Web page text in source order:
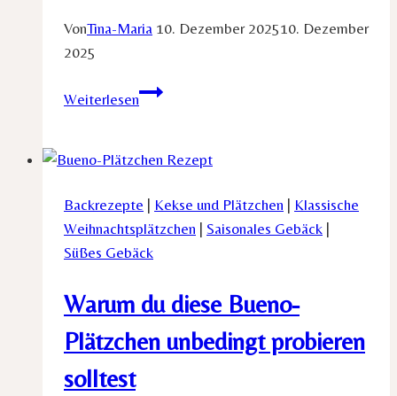
VonTina-Maria 10. Dezember 202510. Dezember
2025
WeiterlesenWarum
Ischler
einfach
backen
musst
Backrezepte | Kekse und Plätzchen | Klassische
Weihnachtsplätzchen | Saisonales Gebäck |
Süßes Gebäck
Warum du diese Bueno-
Plätzchen unbedingt probieren
solltest